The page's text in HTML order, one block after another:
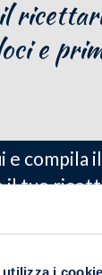
i cookie
e
e compila
il tuo